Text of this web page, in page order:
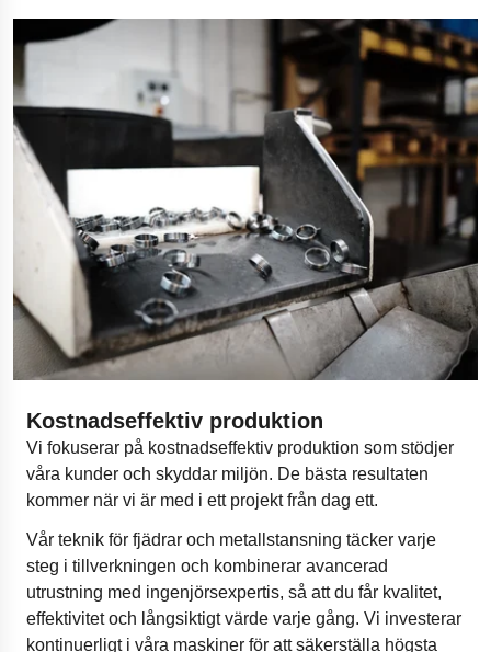
Kostnadseffektiv produktion
Vi fokuserar på kostnadseffektiv produktion som stödjer
våra kunder och skyddar miljön. De bästa resultaten
kommer när vi är med i ett projekt från dag ett.
Vår teknik för fjädrar och metallstansning täcker varje
steg i tillverkningen och kombinerar avancerad
utrustning med ingenjörsexpertis, så att du får kvalitet,
effektivitet och långsiktigt värde varje gång. Vi investerar
kontinuerligt i våra maskiner för att säkerställa högsta